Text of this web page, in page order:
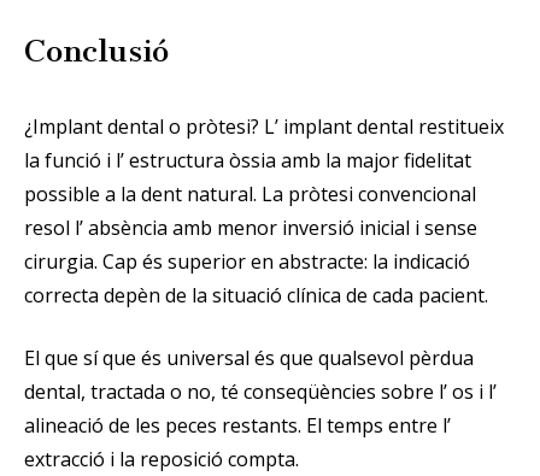
Conclusió
¿Implant dental o pròtesi? L’ implant dental restitueix
la funció i l’ estructura òssia amb la major fidelitat
possible a la dent natural. La pròtesi convencional
resol l’ absència amb menor inversió inicial i sense
cirurgia. Cap és superior en abstracte: la indicació
correcta depèn de la situació clínica de cada pacient.
El que sí que és universal és que qualsevol pèrdua
dental, tractada o no, té conseqüències sobre l’ os i l’
alineació de les peces restants. El temps entre l’
extracció i la reposició compta.